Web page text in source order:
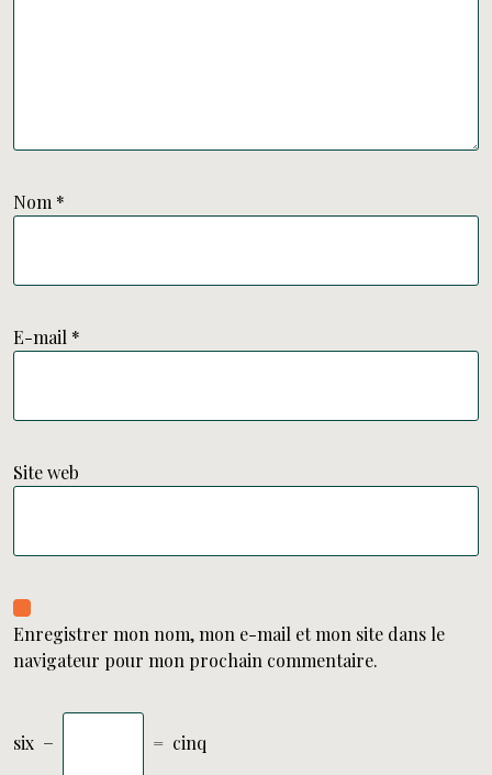
Nom *
E-mail *
Site web
Enregistrer mon nom, mon e-mail et mon site dans le
navigateur pour mon prochain commentaire.
six − = cinq